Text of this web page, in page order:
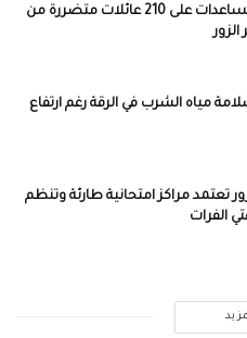
الهلال الأحمر يوزع مساعدات على 210 عائلات متضررة من
مياه الشرب في الرقة رغم ارتفاع
تعتمد مراكز امتحانية طارئة وتنظم
الفرات